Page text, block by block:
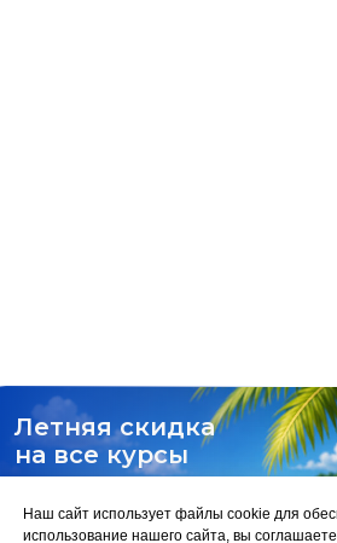
Наш сайт использует файлы cookie для
использование нашего сайта, вы
Летняя скидка
на все курсы